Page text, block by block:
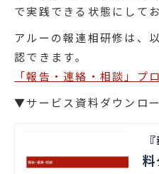
で実践できる状態にして
アルーの報連相研修は、
認できます。
「報告・連絡・相談」プ
▼サービス資料ダウンロ